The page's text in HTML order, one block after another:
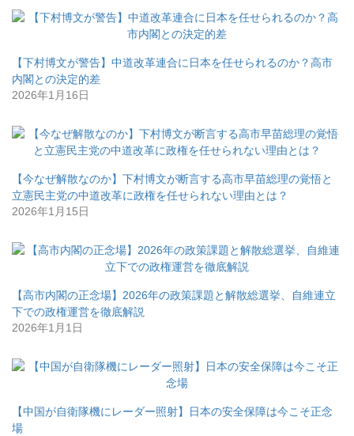
【下村博文が警告】中道改革連合に日本を任せられるのか？高市
内閣との決定的差
2026年1月16日
【今なぜ解散なのか】下村博文が断言する高市早苗総理の覚悟と
立憲民主党の中道改革に政権を任せられない理由とは？
2026年1月15日
【高市内閣の正念場】2026年の政策課題と解散総選挙、自維連立
下での政権運営を徹底解説
2026年1月1日
【中国が自衛隊機にレーダー照射】日本の安全保障は今こそ正念
場